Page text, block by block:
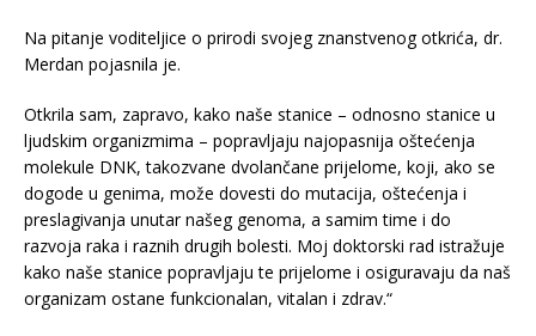
Na pitanje voditeljice o prirodi svojeg znanstvenog otkrića, dr.
Merdan pojasnila je.
Otkrila sam, zapravo, kako naše stanice – odnosno stanice u
ljudskim organizmima – popravljaju najopasnija oštećenja
molekule DNK, takozvane dvolančane prijelome, koji, ako se
dogode u genima, može dovesti do mutacija, oštećenja i
preslagivanja unutar našeg genoma, a samim time i do
razvoja raka i raznih drugih bolesti. Moj doktorski rad istražuje
kako naše stanice popravljaju te prijelome i osiguravaju da naš
organizam ostane funkcionalan, vitalan i zdrav.“